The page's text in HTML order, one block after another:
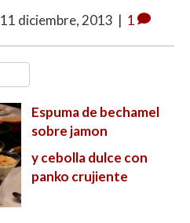
11 diciembre, 2013 | 1
Espuma de bechamel
sobre jamon
y cebolla dulce con
panko crujiente